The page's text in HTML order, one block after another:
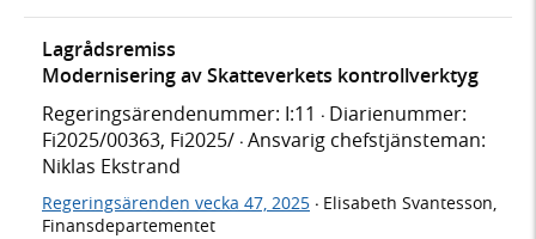
Lagrådsremiss
Modernisering av Skatteverkets kontrollverktyg
Regeringsärendenummer: I:11 · Diarienummer:
Fi2025/00363, Fi2025/ · Ansvarig chefstjänsteman:
Niklas Ekstrand
Regeringsärenden vecka 47, 2025 · Elisabeth Svantesson,
Finansdepartementet